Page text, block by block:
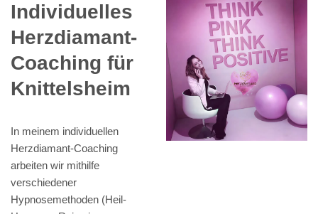
Individuelles
Herzdiamant-
Coaching für
Knittelsheim
In meinem individuellen
Herzdiamant-Coaching
arbeiten wir mithilfe
verschiedener
Hypnosemethoden (Heil-